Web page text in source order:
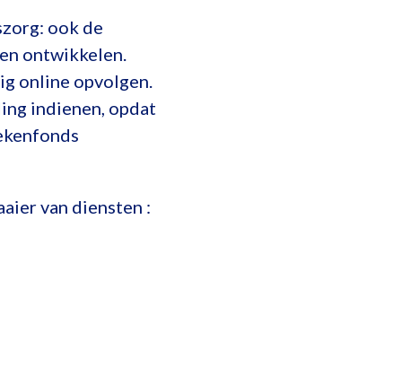
ook de
ontwikkelen.
online opvolgen.
indienen, opdat
van diensten :